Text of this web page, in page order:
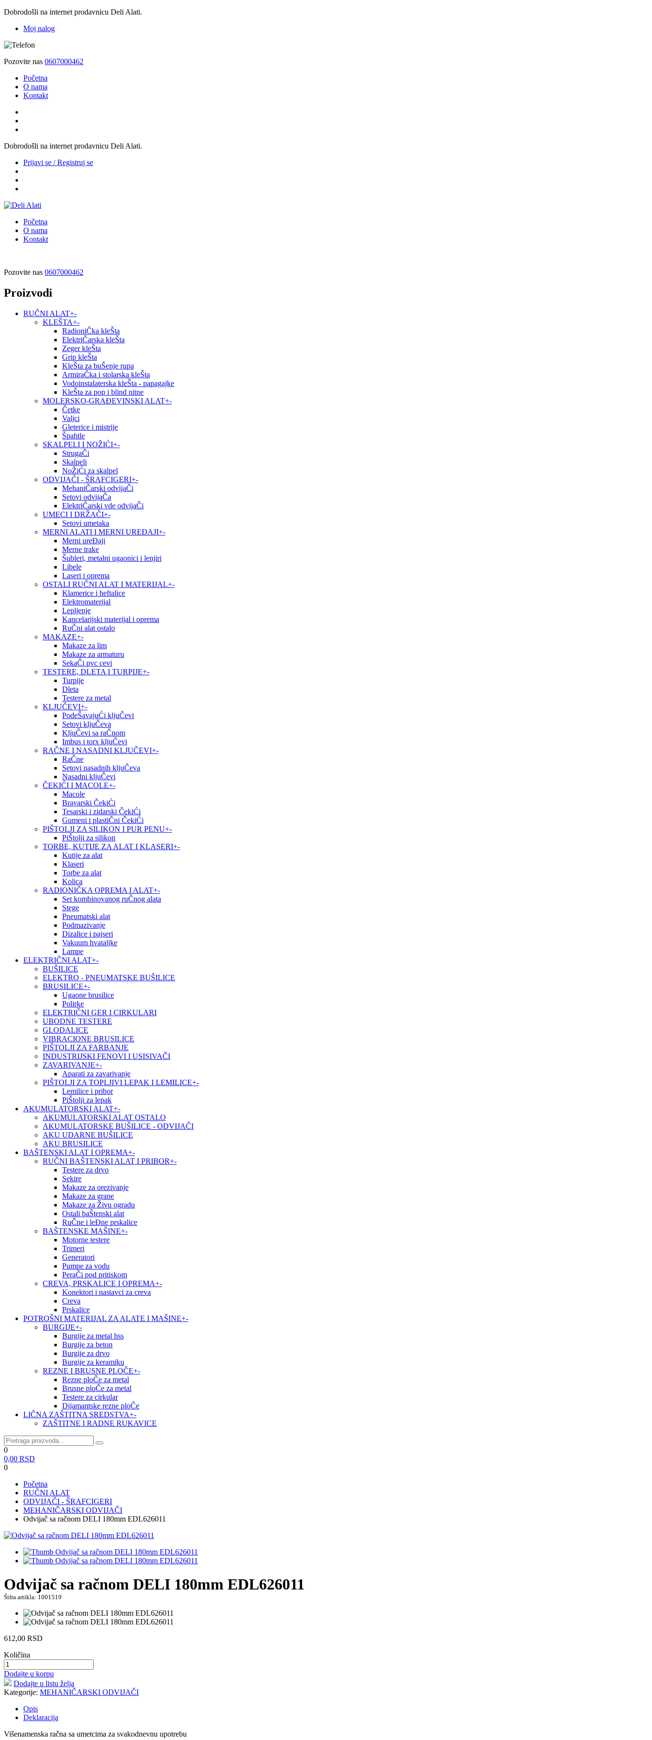
Dobrodošli na internet prodavnicu Deli Alati.
Moj nalog
Pozovite nas 0607000462
Početna
O nama
Kontakt
Dobrodošli na internet prodavnicu Deli Alati.
Prijavi se / Registruj se
Početna
O nama
Kontakt
Pozovite nas 0607000462
Proizvodi
RUČNI ALAT+-
KLEŠTA+-
RadioniČka kleŠta
ElektriČarska kleŠta
Zeger kleŠta
Grip kleŠta
KleŠta za buŠenje rupa
ArmiraČka i stolarska kleŠta
Vodoinstalaterska kleŠta - papagajke
KleŠta za pop i blind nitne
MOLERSKO-GRAĐEVINSKI ALAT+-
Četke
Valjci
Gleterice i mistrije
Špahtle
SKALPELI I NOŽIĆI+-
StrugaČi
Skalpeli
NoŽiĆi za skalpel
ODVIJAČI - ŠRAFCIGERI+-
MehaniČarski odvijaČi
Setovi odvijaČa
ElektriČarski vde odvijaČi
UMECI I DRŽAČI+-
Setovi umetaka
MERNI ALATI I MERNI UREĐAJI+-
Merni ureĐaji
Merne trake
Šubleri, metalni ugaonici i lenjiri
Libele
Laseri i oprema
OSTALI RUČNI ALAT I MATERIJAL+-
Klamerice i heftalice
Elektromaterijal
Lepljenje
Kancelarijski materijal i oprema
RuČni alat ostalo
MAKAZE+-
Makaze za lim
Makaze za armaturu
SekaČi pvc cevi
TESTERE, DLETA I TURPIJE+-
Turpije
Dleta
Testere za metal
KLJUČEVI+-
PodeŠavajuĆi kljuČevi
Setovi kljuČeva
KljuČevi sa raČnom
Imbus i torx kljuČevi
RAČNE I NASADNI KLJUČEVI+-
RaČne
Setovi nasadnih kljuČeva
Nasadni kljuČevi
ČEKIĆI I MACOLE+-
Macole
Bravarski ČekiĆi
Tesarski i zidarski ČekiĆi
Gumeni i plastiČni ČekiĆi
PIŠTOLJI ZA SILIKON I PUR PENU+-
PiŠtolji za silikon
TORBE, KUTIJE ZA ALAT I KLASERI+-
Kutije za alat
Klaseri
Torbe za alat
Kolica
RADIONIČKA OPREMA I ALAT+-
Set kombinovanog ruČnog alata
Stege
Pneumatski alat
Podmazivanje
Dizalice i pajseri
Vakuum hvataljke
Lampe
ELEKTRIČNI ALAT+-
BUŠILICE
ELEKTRO - PNEUMATSKE BUŠILICE
BRUSILICE+-
Ugaone brusilice
Polirke
ELEKTRIČNI GER I CIRKULARI
UBODNE TESTERE
GLODALICE
VIBRACIONE BRUSILICE
PIŠTOLJI ZA FARBANJE
INDUSTRIJSKI FENOVI I USISIVAČI
ZAVARIVANJE+-
Aparati za zavarivanje
PIŠTOLJI ZA TOPLJIVI LEPAK I LEMILICE+-
Lemilice i pribor
PiŠtolji za lepak
AKUMULATORSKI ALAT+-
AKUMULATORSKI ALAT OSTALO
AKUMULATORSKE BUŠILICE - ODVIJAČI
AKU UDARNE BUŠILICE
AKU BRUSILICE
BAŠTENSKI ALAT I OPREMA+-
RUČNI BAŠTENSKI ALAT I PRIBOR+-
Testere za drvo
Sekire
Makaze za orezivanje
Makaze za grane
Makaze za Živu ogradu
Ostali baŠtenski alat
RuČne i leĐne prskalice
BAŠTENSKE MAŠINE+-
Motorne testere
Trimeri
Generatori
Pumpe za vodu
PeraČi pod pritiskom
CREVA, PRSKALICE I OPREMA+-
Konektori i nastavci za creva
Creva
Prskalice
POTROŠNI MATERIJAL ZA ALATE I MAŠINE+-
BURGIJE+-
Burgije za metal hss
Burgije za beton
Burgije za drvo
Burgije za keramiku
REZNE I BRUSNE PLOČE+-
Rezne ploČe za metal
Brusne ploČe za metal
Testere za cirkular
Dijamantske rezne ploČe
LIČNA ZAŠTITNA SREDSTVA+-
ZAŠTITNE I RADNE RUKAVICE
0
0,00 RSD
0
Početna
RUČNI ALAT
ODVIJAČI - ŠRAFCIGERI
MEHANIČARSKI ODVIJAČI
Odvijač sa račnom DELI 180mm EDL626011
Odvijač sa račnom DELI 180mm EDL626011
Šifra artikla: 1001519
612,00 RSD
Količina
Dodajte u korpu
Dodajte u listu želja
Kategorije: MEHANIČARSKI ODVIJAČI
Opis
Deklaracija
Višenamenska račna sa umetcima za svakodnevnu upotrebu